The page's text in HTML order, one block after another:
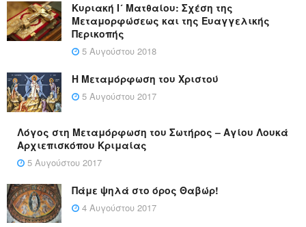
Κυριακή Ι´ Ματθαίου: Σχέση της
Μεταμορφώσεως και της Ευαγγελικής
Περικοπής
5 Αυγούστου 2018
Η Μεταμόρφωση του Χριστού
5 Αυγούστου 2017
Λόγος στη Μεταμόρφωση του Σωτήρος – Αγίου Λουκά
Αρχιεπισκόπου Κριμαίας
5 Αυγούστου 2017
Πάμε ψηλά στο όρος Θαβώρ!
4 Αυγούστου 2017